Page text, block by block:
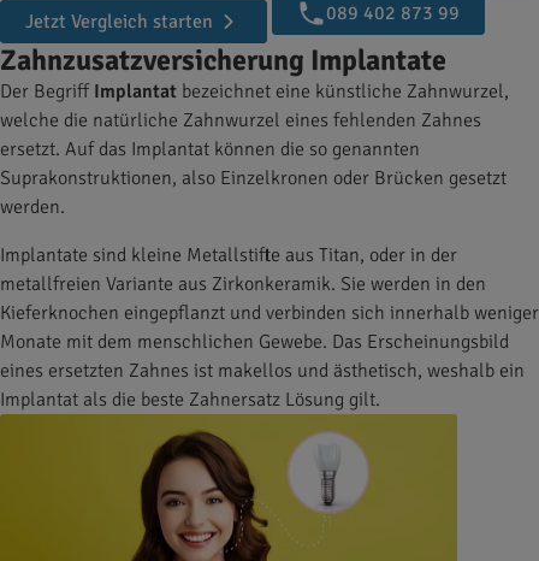
Jetzt Vergleich starten
089 402 873 99
Zahnzusatzversicherung Implantate
Der Begriff Implantat bezeichnet eine künstliche Zahnwurzel,
welche die natürliche Zahnwurzel eines fehlenden Zahnes
ersetzt. Auf das Implantat können die so genannten
Suprakonstruktionen, also Einzelkronen oder Brücken gesetzt
werden.
Implantate sind kleine Metallstifte aus Titan, oder in der
metallfreien Variante aus Zirkonkeramik. Sie werden in den
Kieferknochen eingepflanzt und verbinden sich innerhalb weniger
Monate mit dem menschlichen Gewebe. Das Erscheinungsbild
eines ersetzten Zahnes ist makellos und ästhetisch, weshalb ein
Implantat als die beste Zahnersatz Lösung gilt.